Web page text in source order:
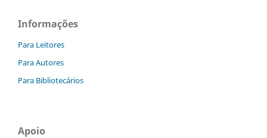
Informações
Para Leitores
Para Autores
Para Bibliotecários
Apoio